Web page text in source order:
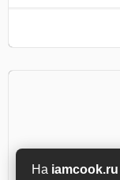
На iamcook.ru